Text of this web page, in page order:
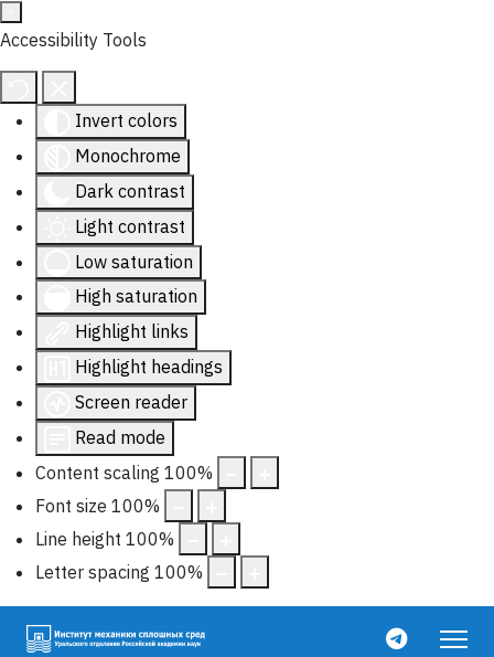
Accessibility Tools
Invert colors
Monochrome
Dark contrast
Light contrast
Low saturation
High saturation
Highlight links
Highlight headings
Screen reader
Read mode
Content scaling 100%
Font size 100%
Line height 100%
Letter spacing 100%